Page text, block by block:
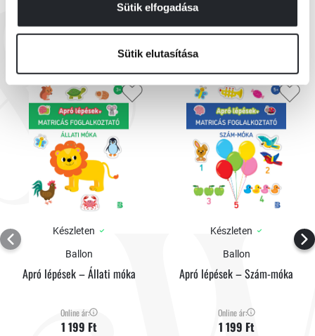
Sütik elfogadása
Sütik elutasítása
EZEK IS ÉRDEKELHETNEK
Készleten
Ballon
Apró lépések – Állati móka
Online ár:
1 199 Ft
Készleten
Ballon
Apró lépések – Szám-móka
Online ár:
1 199 Ft